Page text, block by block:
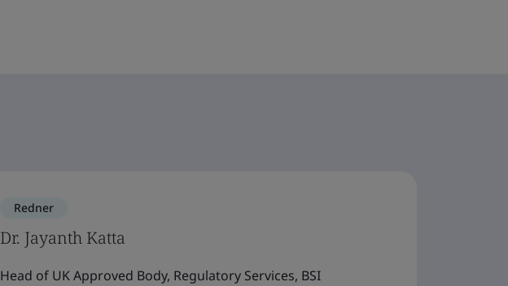
Redner
Dr. Jayanth Katta
Head of UK Approved Body, Regulatory Services, BSI